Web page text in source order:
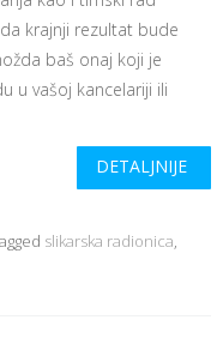
krajnji rezultat bude
baš onaj koji je
u vašoj kancelariji ili
DETALJNIJE
slikarska radionica,